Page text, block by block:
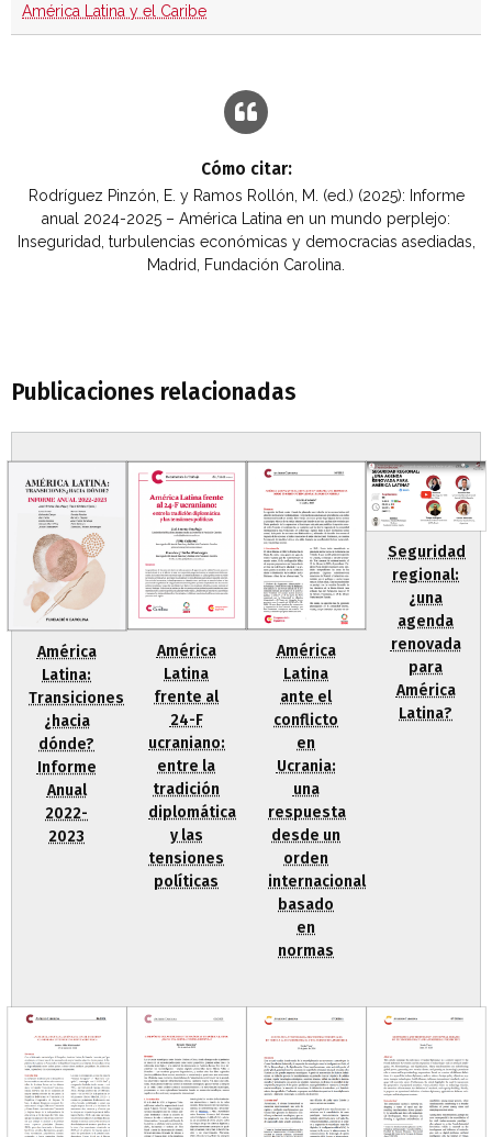
América Latina y el Caribe
Cómo citar:
Rodríguez Pinzón, E. y Ramos Rollón, M. (ed.) (2025): Informe
anual 2024-2025 – América Latina en un mundo perplejo:
Inseguridad, turbulencias económicas y democracias asediadas,
Madrid, Fundación Carolina.
Publicaciones relacionadas
América
Latina:
Transiciones
¿hacia
dónde?
Informe
Anual
2022-
2023
América
Latina
frente al
24-F
ucraniano:
entre la
tradición
diplomática
y las
tensiones
políticas
América
Latina
ante el
conflicto
en
Ucrania:
una
respuesta
desde un
orden
internacional
basado
en
normas
Seguridad
regional:
¿una
agenda
renovada
para
América
Latina?